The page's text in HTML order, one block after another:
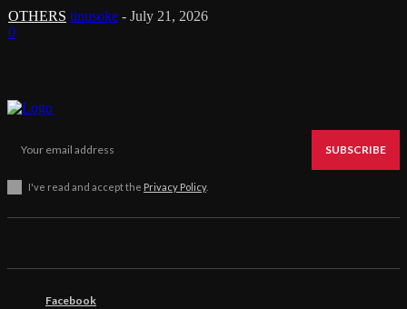
OTHERS tinusoke - July 21, 2026
0
SUBSCRIBE
I've read and accept the Privacy Policy.
Facebook